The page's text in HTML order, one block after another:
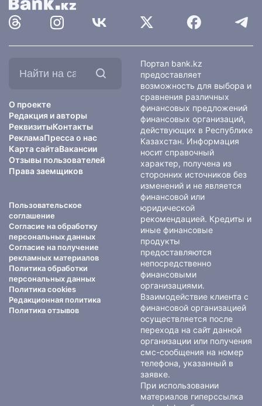
О проекте
Редакция и авторы
РеквизитыКонтакты
РекламаПресса о нас
Карта сайтаВакансии
Отзывы пользователей
Права заемщиков
Пользовательское
соглашение
Согласие на обработку
персональных данных
Согласие на получение
рекламных материалов
Политика обработки
персональных данных
Политика cookies
Редакционная политика
Политика отзывов
Портал bank.kz
предоставляет
возможность для выбора и
сравнения различных
финансовых предложений
финансовых организаций,
действующих в Республике
Казахстан. Информация
носит справочный
характер, получена из
сторонних источников без
изменений и не является
финансовой или
юридической
рекомендацией. Кредиты и
иные финансовые
продукты
предоставляются
непосредственно
финансовыми
организациями.
Взаимодействие клиента с
финансовой организацией
осуществляется после
перехода на сайт данной
организации или получения
смс-сообщения на номер
телефона, указанный в
заявке.
При использовании
материалов гиперссылка